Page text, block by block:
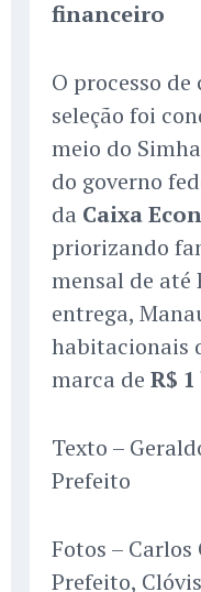
financeiro
O processo
seleção foi
meio do
do governo
da Caixa
priorizando
mensal de até
entrega,
habitacionais
marca de R$
Texto –
Prefeito
Fotos –
Prefeito,